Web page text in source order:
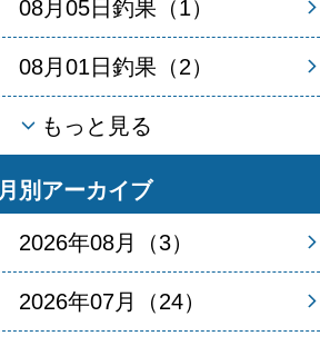
08月05日釣果（1）
08月01日釣果（2）
もっと見る
月別アーカイブ
2026年08月（3）
2026年07月（24）